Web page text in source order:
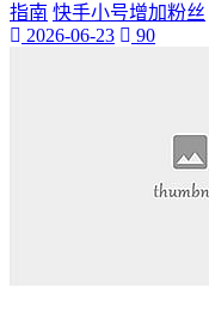
指南 快手小号增加粉丝
2026-06-23
90